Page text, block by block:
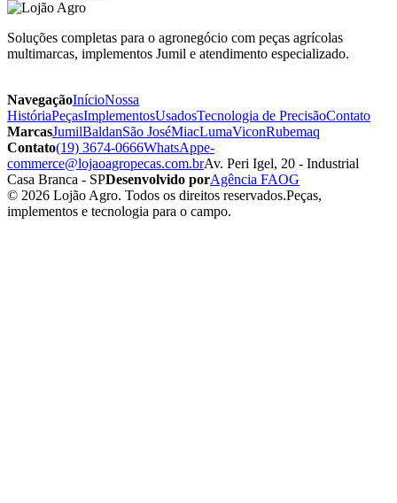
Soluções completas para o agronegócio com peças agrícolas
multimarcas, implementos Jumil e atendimento especializado.
NavegaçãoInícioNossa
HistóriaPeçasImplementosUsadosTecnologia de PrecisãoContato
MarcasJumilBaldanSão JoséMiacLumaViconRubemaq
Contato(19) 3674-0666WhatsAppe-
commerce@lojaoagropecas.com.brAv. Peri Igel, 20 - Industrial
Casa Branca - SPDesenvolvido porAgência FAOG
© 2026 Lojão Agro. Todos os direitos reservados.Peças,
implementos e tecnologia para o campo.